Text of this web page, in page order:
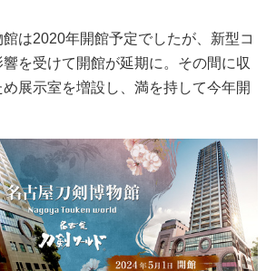
は2020年開館予定でしたが、新型コ
を受けて開館が延期に。その間に収
展示室を増設し、満を持して今年開